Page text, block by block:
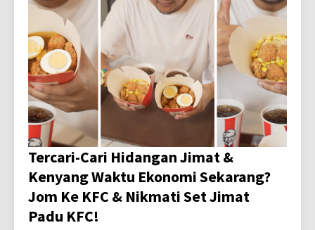
Tercari-Cari Hidangan Jimat &
Kenyang Waktu Ekonomi Sekarang?
Jom Ke KFC & Nikmati Set Jimat
Padu KFC!